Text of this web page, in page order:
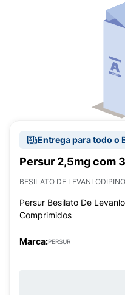
Entrega para todo o
Persur 2,5mg com
BESILATO DE LEVANLODIPINO
Persur Besilato De
Comprimidos
Marca:PERSUR